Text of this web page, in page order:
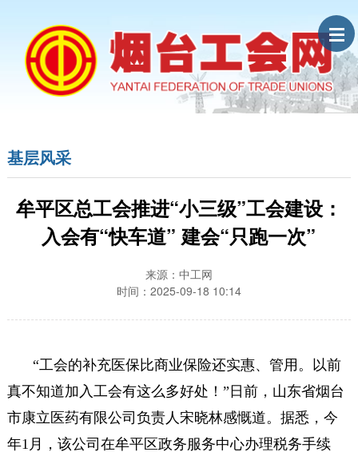
基层风采
牟平区总工会推进“小三级”工会建设：
入会有“快车道” 建会“只跑一次”
来源：中工网
时间：2025-09-18 10:14
“工会的补充医保比商业保险还实惠、管用。以前
真不知道加入工会有这么多好处！”日前，山东省烟台
市康立医药有限公司负责人宋晓林感慨道。据悉，今
年1月，该公司在牟平区政务服务中心办理税务手续